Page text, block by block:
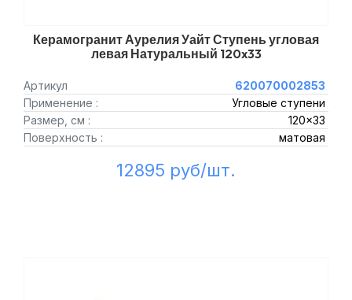
Керамогранит Аурелия Уайт Ступень угловая
левая Натуральный 120x33
Артикул
620070002853
Применение :
Угловые ступени
Размер, см :
120x33
Поверхность :
матовая
12895 руб/шт.